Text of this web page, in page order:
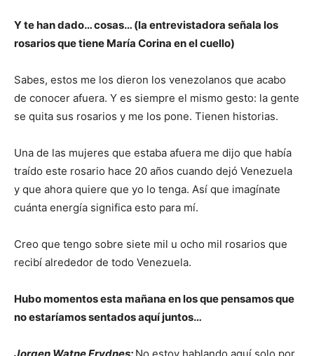
Y te han dado… cosas… (la entrevistadora señala los
rosarios que tiene María Corina en el cuello)
Sabes, estos me los dieron los venezolanos que acabo
de conocer afuera. Y es siempre el mismo gesto: la gente
se quita sus rosarios y me los pone. Tienen historias.
Una de las mujeres que estaba afuera me dijo que había
traído este rosario hace 20 años cuando dejó Venezuela
y que ahora quiere que yo lo tenga. Así que imagínate
cuánta energía significa esto para mí.
Creo que tengo sobre siete mil u ocho mil rosarios que
recibí alrededor de todo Venezuela.
Hubo momentos esta mañana en los que pensamos que
no estaríamos sentados aquí juntos…